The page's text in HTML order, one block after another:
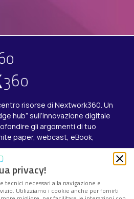
risorse di Nextwork360. Un
hub” sull’innovazione digitale
gli argomenti di tuo
paper, webcast, eBook,
privacy!
tecnici necessari alla navigazione e
Utilizziamo i cookie anche per fornirti